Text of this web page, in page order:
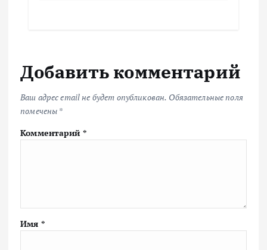
Добавить комментарий
Ваш адрес email не будет опубликован. Обязательные поля
помечены *
Комментарий *
Имя *